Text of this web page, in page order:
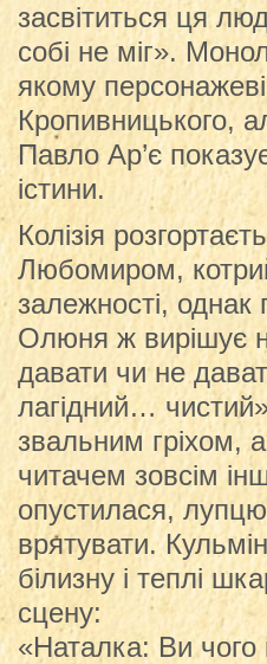
засвітиться ця
собі не міг».
якому
Кропивницького,
Павло Ар’є
істини.
Колізія
Любомиром,
залежності,
Олюня ж вирішує
давати чи не
лагідний…
звальним гріхом,
читачем зовсім
опустилася,
врятувати.
білизну і теплі
сцену:
«Наталка: Ви